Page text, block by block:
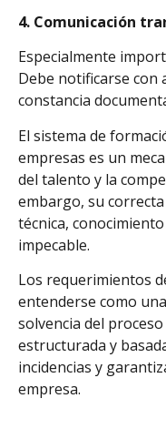
4. Comunicación
Especialmente
Debe notificarse con
constancia
El sistema de
empresas es un
del talento y la
embargo, su
técnica,
impecable.
Los requerimientos
entenderse como
solvencia del
estructurada y
incidencias y
empresa.